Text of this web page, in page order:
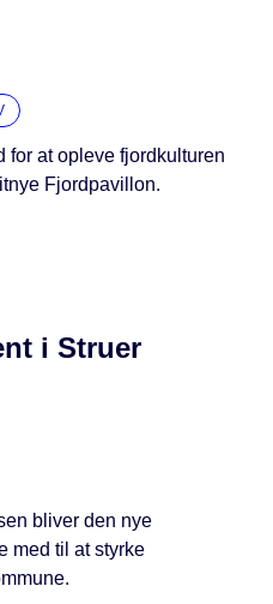
for at opleve fjordkulturen
Fjordpavillon.
i Struer
bliver den nye
med til at styrke